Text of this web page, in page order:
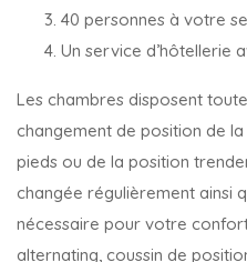
40 personnes à votre
Un service d’hôtellerie
Les chambres disposent
changement de position de
pieds ou de la position
changée régulièrement ainsi
nécessaire pour votre
alternating, coussin de